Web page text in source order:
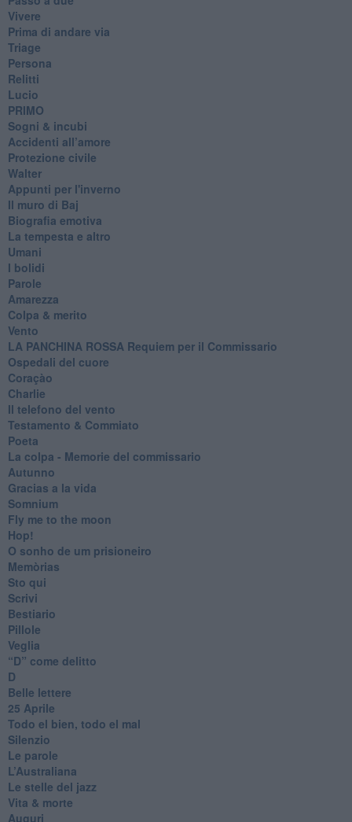
Vivere
Prima di andare via
Triage
Persona
Relitti
Lucio
PRIMO
Sogni & incubi
Accidenti all’amore
Protezione civile
Walter
Appunti per l'inverno
Il muro di Baj
Biografia emotiva
La tempesta e altro
Umani
I bolidi
Parole
Amarezza
Colpa & merito
Vento
​LA PANCHINA ROSSA Requiem per il Commissario
Ospedali del cuore
Coraçào
Charlie
Il telefono del vento
Testamento & Commiato
Poeta
​La colpa - Memorie del commissario
Autunno
Gracias a la vida
Somnium
Fly me to the moon
Hop!
O sonho de um prisioneiro
Memòrias
Sto qui
Scrivi
Bestiario
Pillole
Veglia
​“D” come delitto
D
Belle lettere
25 Aprile
Todo el bien, todo el mal
Silenzio
Le parole
​L’Australiana
Le stelle del jazz
Vita & morte
Auguri